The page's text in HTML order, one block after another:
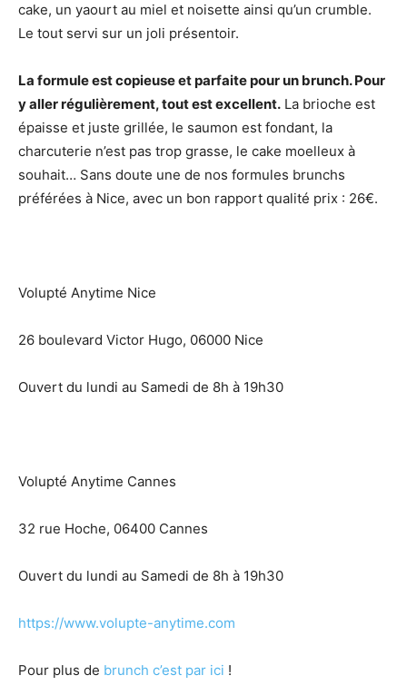
cake, un yaourt au miel et noisette ainsi qu’un crumble.
Le tout servi sur un joli présentoir.
La formule est copieuse et parfaite pour un brunch. Pour
y aller régulièrement, tout est excellent. La brioche est
épaisse et juste grillée, le saumon est fondant, la
charcuterie n’est pas trop grasse, le cake moelleux à
souhait… Sans doute une de nos formules brunchs
préférées à Nice, avec un bon rapport qualité prix : 26€.
Volupté Anytime Nice
26 boulevard Victor Hugo, 06000 Nice
Ouvert du lundi au Samedi de 8h à 19h30
Volupté Anytime Cannes
32 rue Hoche, 06400 Cannes
Ouvert du lundi au Samedi de 8h à 19h30
https://www.volupte-anytime.com
Pour plus de brunch c’est par ici !